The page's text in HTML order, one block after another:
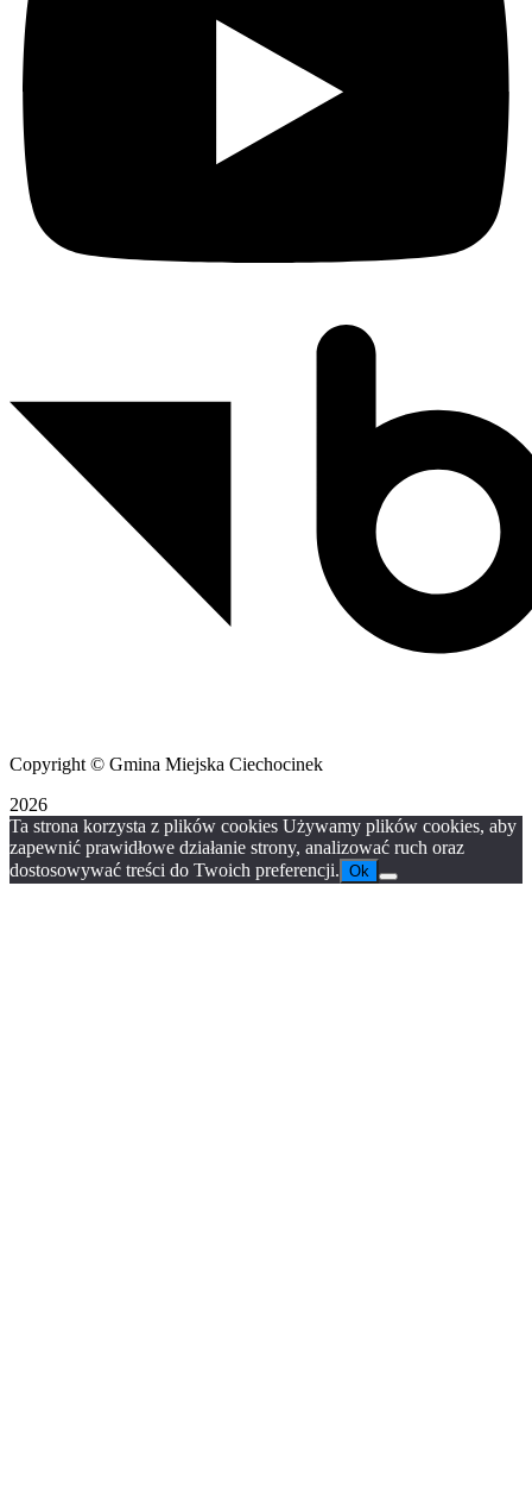
Copyright © Gmina Miejska Ciechocinek
2026
Ta strona korzysta z plików cookies Używamy plików cookies, aby
zapewnić prawidłowe działanie strony, analizować ruch oraz
dostosowywać treści do Twoich preferencji. Ok